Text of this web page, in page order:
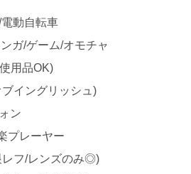
電動自転車
ガ/ゲーム/オモチャ
用品OK)
ブイングリッシュ)
ン
プレーヤー
レフ/レンズのみ◎)